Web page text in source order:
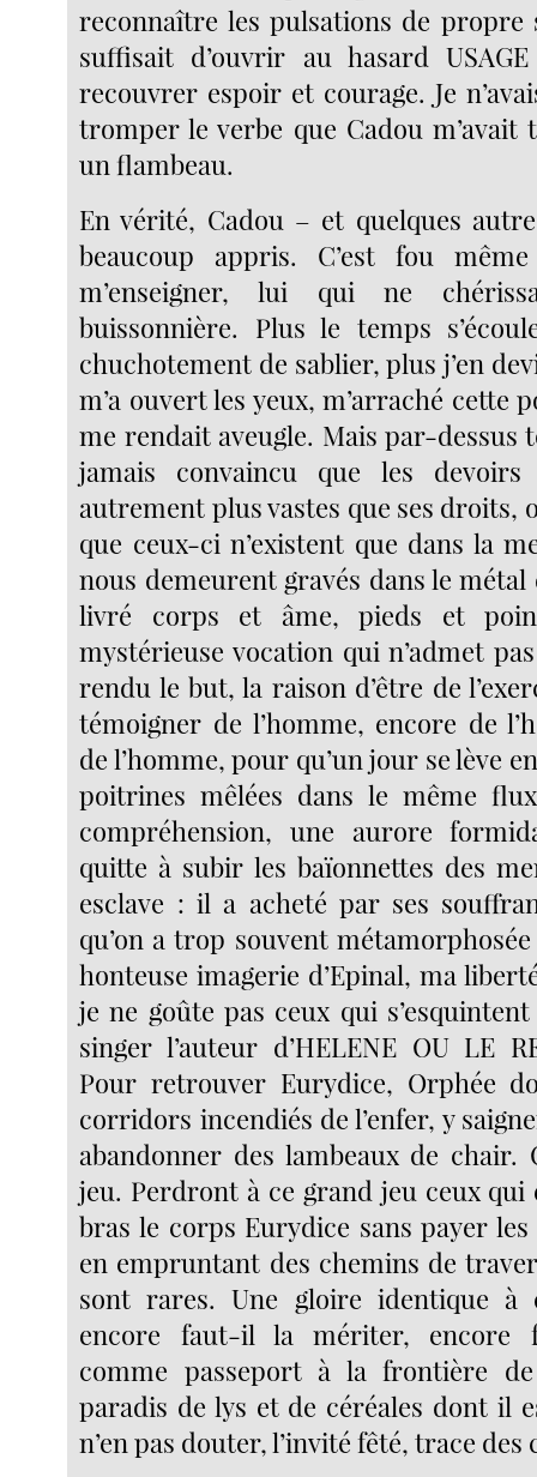
reconnaître les pulsations de propre
suffisait d’ouvrir au hasard
recouvrer espoir et courage. Je
tromper le verbe que Cadou m’avait
un flambeau.
En vérité, Cadou – et quelques
beaucoup appris. C’est fou
m’enseigner, lui qui ne
buissonnière. Plus le temps
chuchotement de sablier, plus j’en
m’a ouvert les yeux, m’arraché cette
me rendait aveugle. Mais par-dessus
jamais convaincu que les
autrement plus vastes que ses droits,
que ceux-ci n’existent que dans la
nous demeurent gravés dans le métal
livré corps et âme, pieds et
mystérieuse vocation qui n’admet
rendu le but, la raison d’être de
témoigner de l’homme, encore de
de l’homme, pour qu’un jour se lève
poitrines mêlées dans le même
compréhension, une aurore
quitte à subir les baïonnettes des
esclave : il a acheté par ses
qu’on a trop souvent
honteuse imagerie d’Epinal, ma
je ne goûte pas ceux qui
singer l’auteur d’HELENE OU LE
Pour retrouver Eurydice, Orphée
corridors incendiés de l’enfer, y
abandonner des lambeaux de chair.
jeu. Perdront à ce grand jeu ceux qui
bras le corps Eurydice sans payer
en empruntant des chemins de
sont rares. Une gloire identique à
encore faut-il la mériter, encore
comme passeport à la frontière
paradis de lys et de céréales dont il
n’en pas douter, l’invité fêté, trace des